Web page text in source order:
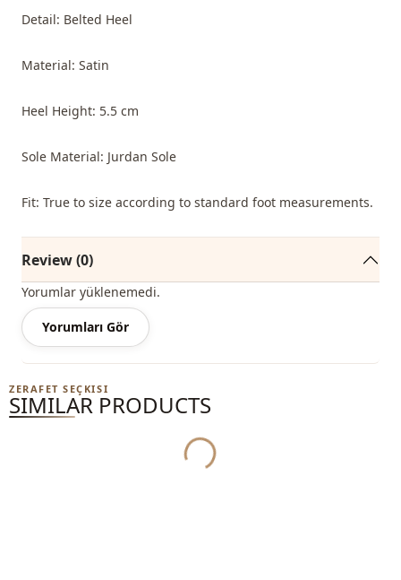
Detail: Belted Heel
Material: Satin
Heel Height: 5.5 cm
Sole Material: Jurdan Sole
Fit: True to size according to standard foot measurements.
Review (0)
Yorumlar yüklenemedi.
Yorumları Gör
ZERAFET SEÇKISI
SIMILAR PRODUCTS
Yukleniyor...